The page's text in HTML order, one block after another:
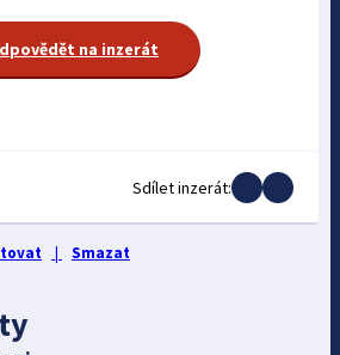
na inzerát
Sdílet inzerát:
| Smazat